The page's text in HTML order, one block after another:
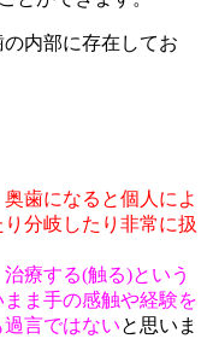
内部に存在してお
歯になると個人によ
分岐したり非常に扱
療する(触る)という
ま手の感触や経験を
言ではないと思いま